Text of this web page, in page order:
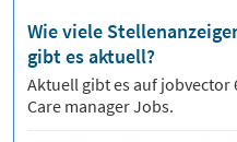
Wie viele
gibt es aktuell?
Aktuell gibt es auf jobvector
Care manager Jobs.